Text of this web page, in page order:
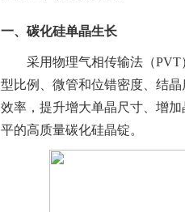
一、碳化硅单晶生长
采用物理气相传输法（
型比例、微管和位错密度、结
效率，提升增大单晶尺寸、增
平的高质量碳化硅晶锭。